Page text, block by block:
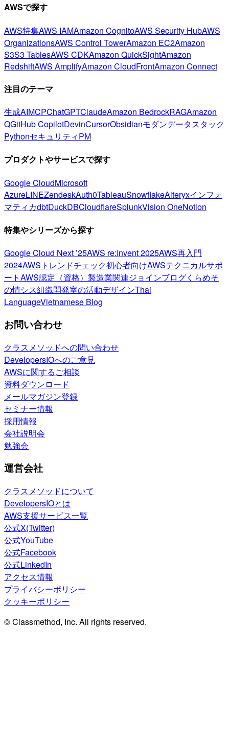
AWSで探す
AWS特集AWS IAMAmazon CognitoAWS Security HubAWS
OrganizationsAWS Control TowerAmazon EC2Amazon
S3S3 TablesAWS CDKAmazon QuickSightAmazon
RedshiftAWS AmplifyAmazon CloudFrontAmazon Connect
注目のテーマ
生成AIMCPChatGPTClaudeAmazon BedrockRAGAmazon
QGitHub CopilotDevinCursorObsidianモダンデータスタック
PythonセキュリティPM
プロダクトやサービスで探す
Google CloudMicrosoft
AzureLINEZendeskAuth0TableauSnowflakeAlteryxインフォ
マティカdbtDuckDBCloudflareSplunkVision OneNotion
特集やシリーズから探す
Google Cloud Next ’25AWS re:Invent 2025AWS再入門
2024AWSトレンドチェック初心者向けAWSテクニカルサポ
ートAWS認定（資格） 製造業関連ジョインブログくらめそ
の情シス組織開発室の活動デザインThai
LanguageVietnamese Blog
お問い合わせ
クラスメソッドへの問い合わせ
DevelopersIOへのご意見
AWSに関するご相談
資料ダウンロード
メールマガジン登録
セミナー情報
採用情報
会社説明会
勉強会
運営会社
クラスメソッドについて
DevelopersIOとは
AWS支援サービス一覧
公式X(Twitter)
公式YouTube
公式Facebook
公式LinkedIn
アクセス情報
プライバシーポリシー
クッキーポリシー
© Classmethod, Inc. All rights reserved.